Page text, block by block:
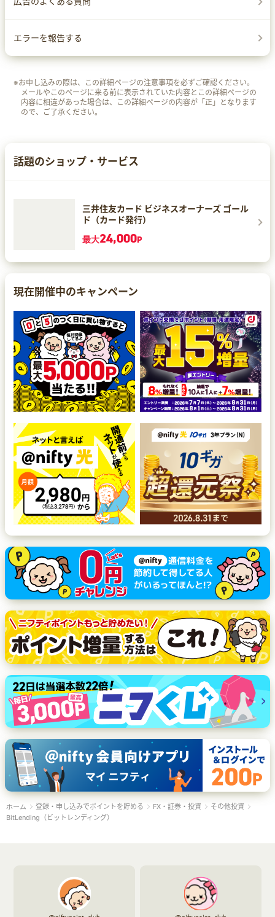
エラーを報告する
※お申し込みの際は、この詳細ページの注意事項を必ずご確認ください。
メールやこのページに来る前に表示されていた内容とこの詳細ページの
内容に相違があった場合は、この詳細ページの内容が「正」となります
ので、ご了承ください。
話題のショップ・サービス
三井住友カード ビジネスオーナーズ ゴール
ド（カード発行）
最大24,000P
現在開催中のキャンペーン
ホーム 登録・申し込みでポイントを貯める FX・証券・投資
その他投資
BitLending（ビットレンディング）